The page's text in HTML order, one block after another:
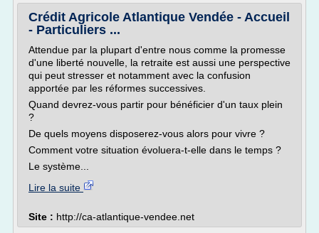
Crédit Agricole Atlantique Vendée - Accueil
- Particuliers ...
Attendue par la plupart d'entre nous comme la promesse
d'une liberté nouvelle, la retraite est aussi une perspective
qui peut stresser et notamment avec la confusion
apportée par les réformes successives.
Quand devrez-vous partir pour bénéficier d'un taux plein
?
De quels moyens disposerez-vous alors pour vivre ?
Comment votre situation évoluera-t-elle dans le temps ?
Le système...
Lire la suite
Site : http://ca-atlantique-vendee.net